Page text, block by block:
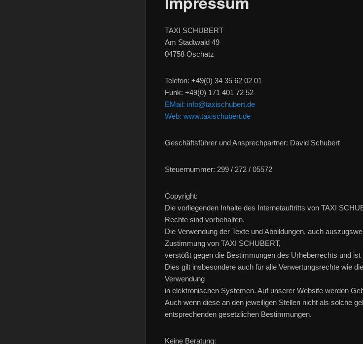
TAXI SCHUBERT
Am Stadtwald 49
04758 Oschatz
Telefon: +49(0) 34 35 62 02 01
Funk: +49(0) 171 401 72 52
EMail: info@taxischubert.de
Web: www.taxischubert.de
Geschäftsführer und Ansprechpartner: David Schubert
Steuernummer: 299 / 272 / 05572
Copyright:
Die vorliegenden Inhalte des Internetauftritts von TAXI
Rechte sind vorbehalten.
Die Verwendung der Texte und Abbildungen, auch
Zustimmung von TAXI SCHUBERT,
verstößt gegen die Bestimmungen des Urheberrechts und
Dies gilt insbesondere auch für alle Verwertungsrechte wie
Verwendung
in elektronischen Systemen. Auf unserer Website werden
Auch wenn diese an den jeweiligen Stellen nicht als solche
entsprechenden gesetzlichen Bestimmungen.
Keine Beratung: